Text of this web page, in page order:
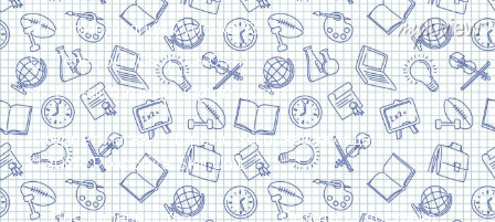
Харків, вулиця Сумська, 13
Телефон: (050) 305-05-41
E-Mail: torsingplus@gmail.com
Інтернет-магазин Торсінг. Усі права захищені
© 2024. Розробка:Skill Unit
Про видавництво Оплата та доставка